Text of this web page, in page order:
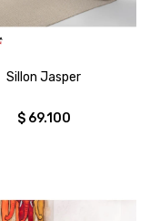
Sillon Jasper
$ 69.100